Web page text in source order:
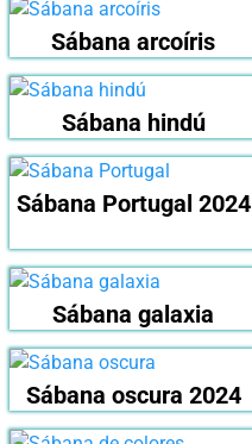
Sábana arcoíris
Sábana hindú
Sábana Portugal 2024
Sábana galaxia
Sábana oscura 2024